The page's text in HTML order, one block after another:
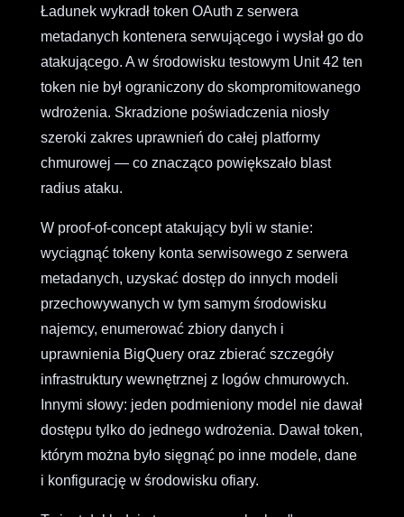
Ładunek wykradł token OAuth z serwera
metadanych kontenera serwującego i wysłał go do
atakującego. A w środowisku testowym Unit 42 ten
token nie był ograniczony do skompromitowanego
wdrożenia. Skradzione poświadczenia niosły
szeroki zakres uprawnień do całej platformy
chmurowej — co znacząco powiększało blast
radius ataku.
W proof-of-concept atakujący byli w stanie:
wyciągnąć tokeny konta serwisowego z serwera
metadanych, uzyskać dostęp do innych modeli
przechowywanych w tym samym środowisku
najemcy, enumerować zbiory danych i
uprawnienia BigQuery oraz zbierać szczegóły
infrastruktury wewnętrznej z logów chmurowych.
Innymi słowy: jeden podmieniony model nie dawał
dostępu tylko do jednego wdrożenia. Dawał token,
którym można było sięgnąć po inne modele, dane
i konfigurację w środowisku ofiary.